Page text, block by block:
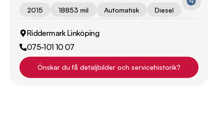
2015 18853 mil Automatisk Diesel
Riddermark Linköping
075-101 10 07
Önskar du få detaljbilder och servicehistorik?